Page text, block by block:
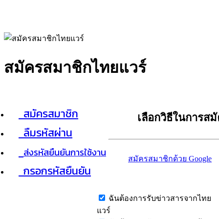
สมัครสมาชิกไทยแวร์
สมัครสมาชิก
ลืมรหัสผ่าน
ส่งรหัสยืนยันการใช้งาน
กรอกรหัสยืนยัน
เลือกวิธีในการส
สมัครสมาชิกด้วย Google
ฉันต้องการรับข่าวสารจากไทย
แวร์